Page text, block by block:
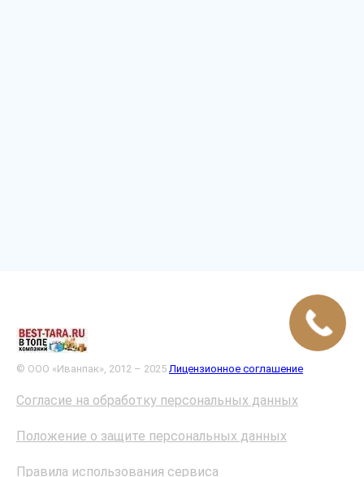
© ООО «Иванпак», 2012 – 2025 Лицензионное соглашение
Согласие на обработку персональных данных
Положение о защите персональных данных
Правила использования сервиса